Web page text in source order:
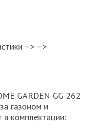
–> –>
GARDEN GG 262
газоном и
в комплектации: